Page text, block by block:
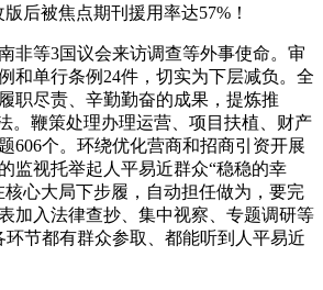
后被焦点期刊援用率达57%！
等3国议会来访调查等外事使命。审
和单行条例24件，切实为下层减负。全
职尽责、辛勤勤奋的成果，提炼推
。鞭策处理办理运营、项目扶植、财产
606个。环绕优化营商和招商引资开展
监视托举起人平易近群众“稳稳的幸
核心大局下步履，自动担任做为，要完
加入法律查抄、集中视察、专题调研等
环节都有群众参取、都能听到人平易近